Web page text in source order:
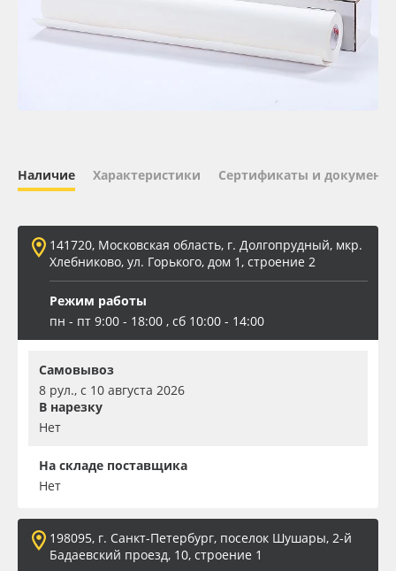
Oracal 641
Вспененный ПВХ
Баннер
Наличие Характеристики Сертификаты и
141720, Московская область, г. Долгопрудный, мкр.
Хлебниково, ул. Горького, дом 1, строение 2
Режим работы
пн - пт 9:00 - 18:00 , сб 10:00 - 14:00
Самовывоз
8 рул., с 10 августа 2026
В нарезку
Нет
На складе поставщика
Нет
198095, г. Санкт-Петербург, поселок Шушары, 2-й
Бадаевский проезд, 10, строение 1